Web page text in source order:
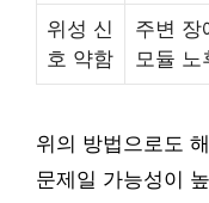
위성 신
호 약함
주변 장
모듈 노
위의 방법으로도
문제일 가능성이